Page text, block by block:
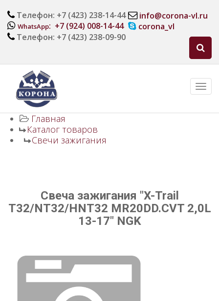
Телефон: +7 (423) 238-14-44
WhatsApp: +7 (924) 008-14-44
Телефон: +7 (423) 238-09-90
info@corona-vl.ru
corona_vl
Главная
Каталог товаров
Свечи зажигания
Свеча зажигания "X-Trail
T32/NT32/HNT32 MR20DD.CVT 2,0L
13-17" NGK